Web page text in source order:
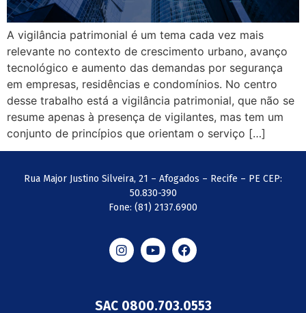
A vigilância patrimonial é um tema cada vez mais
relevante no contexto de crescimento urbano, avanço
tecnológico e aumento das demandas por segurança
em empresas, residências e condomínios. No centro
desse trabalho está a vigilância patrimonial, que não se
resume apenas à presença de vigilantes, mas tem um
conjunto de princípios que orientam o serviço […]
Rua Major Justino Silveira, 21 – Afogados – Recife – PE CEP:
50.830-390
Fone: (81) 2137.6900
SAC 0800.703.0553